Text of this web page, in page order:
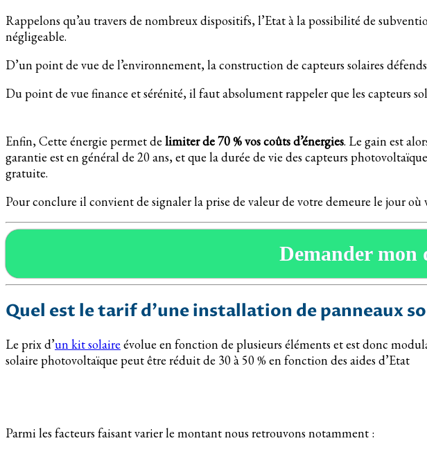
Rappelons qu’au travers de nombreux dispositifs, l’Etat à la possibilité de
négligeable.
D’un point de vue de l’environnement, la construction de capteurs solaires
Du point de vue finance et sérénité, il faut absolument rappeler que les capteurs
Enfin, Cette énergie permet de limiter de 70 % vos coûts d’énergies. Le gain est
garantie est en général de 20 ans, et que la durée de vie des capteurs
gratuite.
Pour conclure il convient de signaler la prise de valeur de votre demeure le jour où
Demander mon
Quel est le tarif d’une installation de panneaux
Le prix d’un kit solaire évolue en fonction de plusieurs éléments et est donc
solaire photovoltaïque peut être réduit de 30 à 50 % en fonction des aides d’Etat
Parmi les facteurs faisant varier le montant nous retrouvons notamment :